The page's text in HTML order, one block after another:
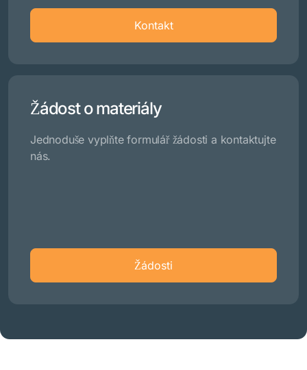
Kontakt
Žádost o materiály
Jednoduše vyplňte formulář žádosti a kontaktujte
nás.
Žádosti